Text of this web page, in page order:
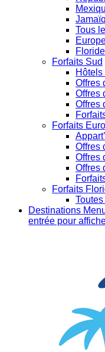
Tous
Floride
Forfaits Sud
Offres
Offres
Offres
Forfaits
Offres
Offres
Offres
Forfaits
Destinations
entrée pour